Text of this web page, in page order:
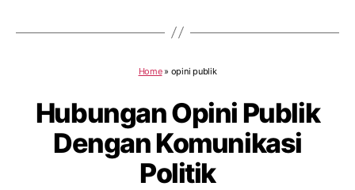
Home» opini publik
Hubungan Opini Publik
Dengan Komunikasi
Politik